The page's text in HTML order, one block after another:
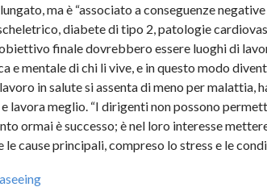
ma è “associato a conseguenze
diabete di tipo 2, patologie
finale dovrebbero essere luoghi di
e mentale di chi li vive, e in questo modo
in salute si assenta di meno per malattia,
lavora meglio. “I dirigenti non possono
ormai è successo; è nel loro interesse
le cause principali, compreso lo stress e le